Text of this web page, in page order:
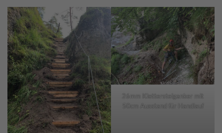
26mm Klettersteiganker mit
50cm Ausstand für Handlauf